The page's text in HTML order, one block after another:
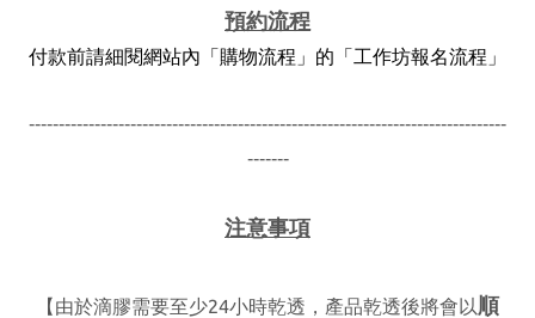
預約流程
付款前請細閱網站內「購物流程」的「工作坊報名流程」
--------------------------------------------------------------------------------
-------
注意事項
【由於滴膠需要至少24小時乾透，產品乾透後將會以順